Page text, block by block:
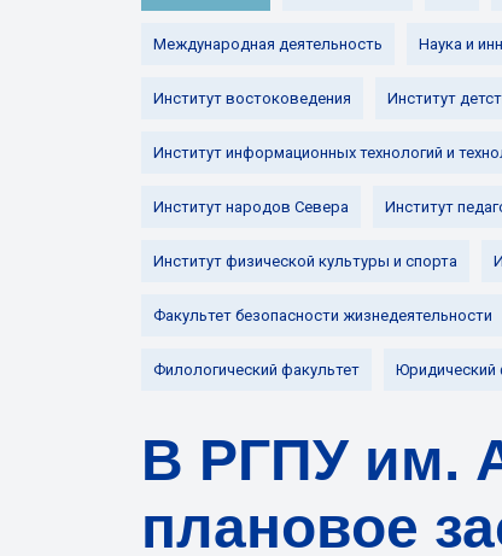
Международная деятельность Наука и
Институт востоковедения Институт
Институт информационных технологий и
Институт народов Севера Институт
Институт физической культуры и спорта
Факультет безопасности жизнедеятельности
Филологический факультет Юридический
В РГПУ им.
плановое